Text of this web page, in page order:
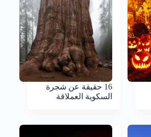
16 حقيقة عن شجرة
السكوية العملاقة